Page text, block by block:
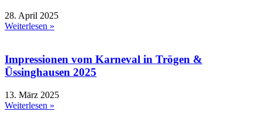
28. April 2025
Weiterlesen »
Impressionen vom Karneval in Trögen &
Üssinghausen 2025
13. März 2025
Weiterlesen »